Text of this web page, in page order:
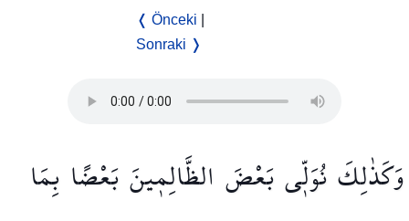
❬ Önceki
Sonraki ❭
وَكَذٰلِكَنُوَلّ۪يبَعْضَ الظَّالِم۪ينَبَعْضًا بِمَا